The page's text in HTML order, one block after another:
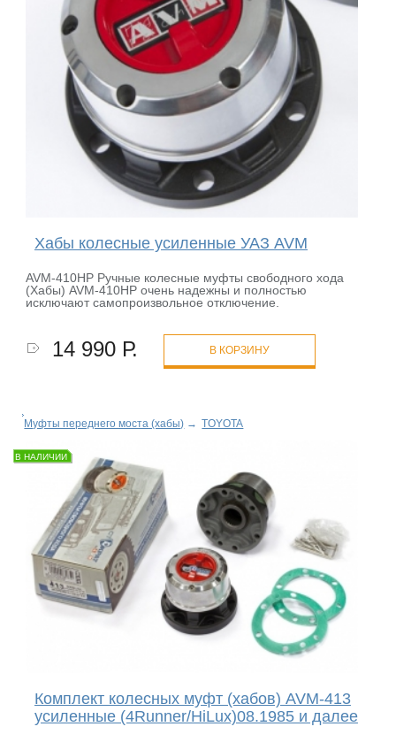
Хабы колесные усиленные УАЗ AVM
AVM-410HP Ручные колесные муфты свободного хода
(Хабы) AVM-410HP очень надежны и полностью
исключают самопроизвольное отключение.
14 990 Р. В КОРЗИНУ
Муфты переднего моста (хабы) → TOYOTA
В НАЛИЧИИ
Комплект колесных муфт (хабов) AVM-413
усиленные (4Runner/HiLux)08.1985 и далее